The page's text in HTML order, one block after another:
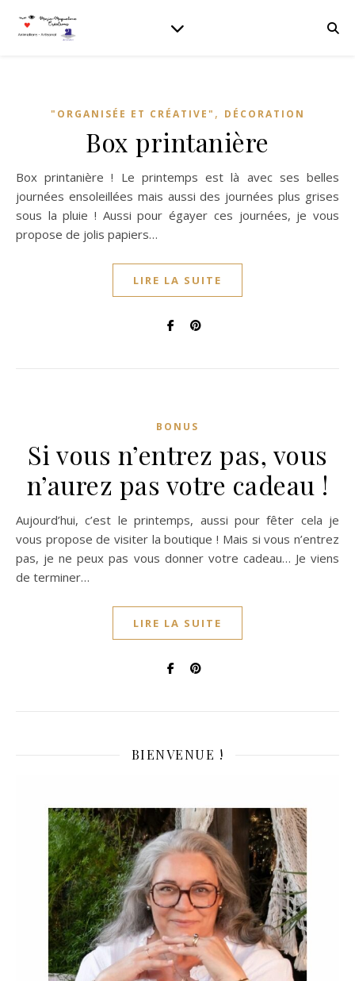
"ORGANISÉE ET CRÉATIVE" , DÉCORATION
Box printanière
Box printanière ! Le printemps est là avec ses belles
journées ensoleillées mais aussi des journées plus grises
sous la pluie ! Aussi pour égayer ces journées, je vous
propose de jolis papiers…
LIRE LA SUITE
BONUS
Si vous n’entrez pas, vous
n’aurez pas votre cadeau !
Aujourd’hui, c’est le printemps, aussi pour fêter cela je
vous propose de visiter la boutique ! Mais si vous n’entrez
pas, je ne peux pas vous donner votre cadeau… Je viens
de terminer…
LIRE LA SUITE
BIENVENUE !